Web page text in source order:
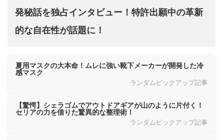
発秘話を独占インタビュー！特許出願中の革新
的な自在性が話題に！
夏用マスクの大本命！ムレに強い靴下メーカーが開発した冷
感マスク
ランダムピックアップ記事
【驚愕】シェラゴムでアウトドアギアが山のように片付く！
セリアの力を借りた驚異的な整理術！
ランダムピックアップ記事